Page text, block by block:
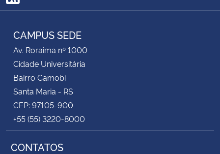
RSS
CAMPUS SEDE
Av. Roraima nº 1000
Cidade Universitária
Bairro Camobi
Santa Maria - RS
CEP: 97105-900
+55 (55) 3220-8000
CONTATOS